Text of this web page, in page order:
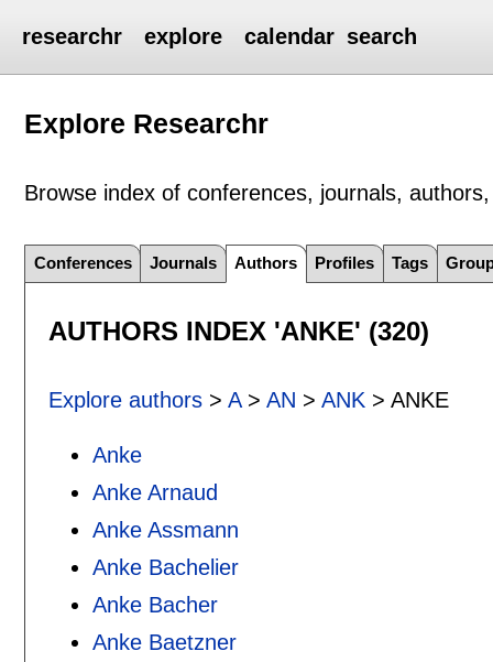
researchr explore calendar search
Explore Researchr
Browse index of conferences, journals,
Conferences Journals Authors Profiles Tags
AUTHORS INDEX 'ANKE' (320)
Explore authors> A> AN > ANK > ANKE
Anke
Anke Arnaud
Anke Assmann
Anke Bachelier
Anke Bacher
Anke Baetzner